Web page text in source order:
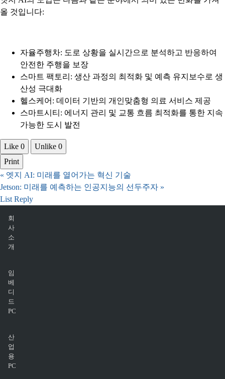
올 것입니다:
자율주행차: 도로 상황을 실시간으로 분석하고 반응하여
안전한 주행을 보장
스마트 팩토리: 생산 과정의 최적화 및 예측 유지보수로 생
산성 극대화
헬스케어: 데이터 기반의 개인맞춤형 의료 서비스 제공
스마트시티: 에너지 관리 및 교통 흐름 최적화를 통한 지속
가능한 도시 발전
Like 0 Unlike 0
Print
« 엣지 AI: 미래를 열어가는 혁신 기술
Jetson: 미래를 예측하는 인공지능의 선두주자 »
List Reply
회
사
소
개
임
베
디
드
PC
산
업
용
PC